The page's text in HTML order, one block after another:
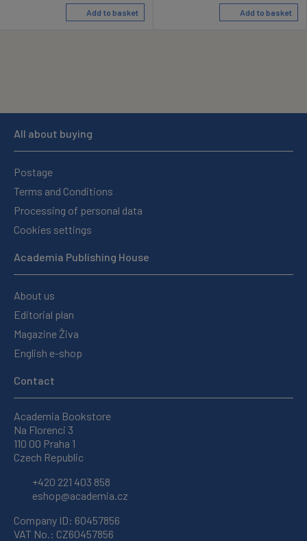
Add to basket Add to basket
All about buying
Postage
Terms and Conditions
Processing of personal data
Cookies settings
Academia Publishing House
About us
Editorial plan
Magazine Živa
English e-shop
Contact
Academia Bookstore
Na Florenci 3
110 00 Praha 1
Czech Republic
+420 221 403 858
eshop@academia.cz
Company ID: 60457856
VAT No.: CZ60457856